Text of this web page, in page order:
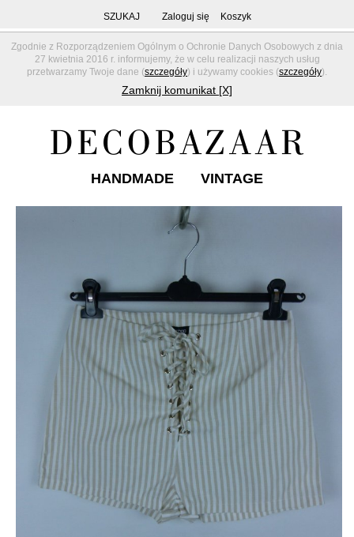
Zgodnie z Rozporządzeniem Ogólnym o Ochronie Danych Osobowych z dnia
27 kwietnia 2016 r. informujemy, że w celu realizacji naszych usług
przetwarzamy Twoje dane (szczegóły) i używamy cookies (szczegóły).
Zamknij komunikat [X]
SZUKAJ Zaloguj się Koszyk
HANDMADE VINTAGE